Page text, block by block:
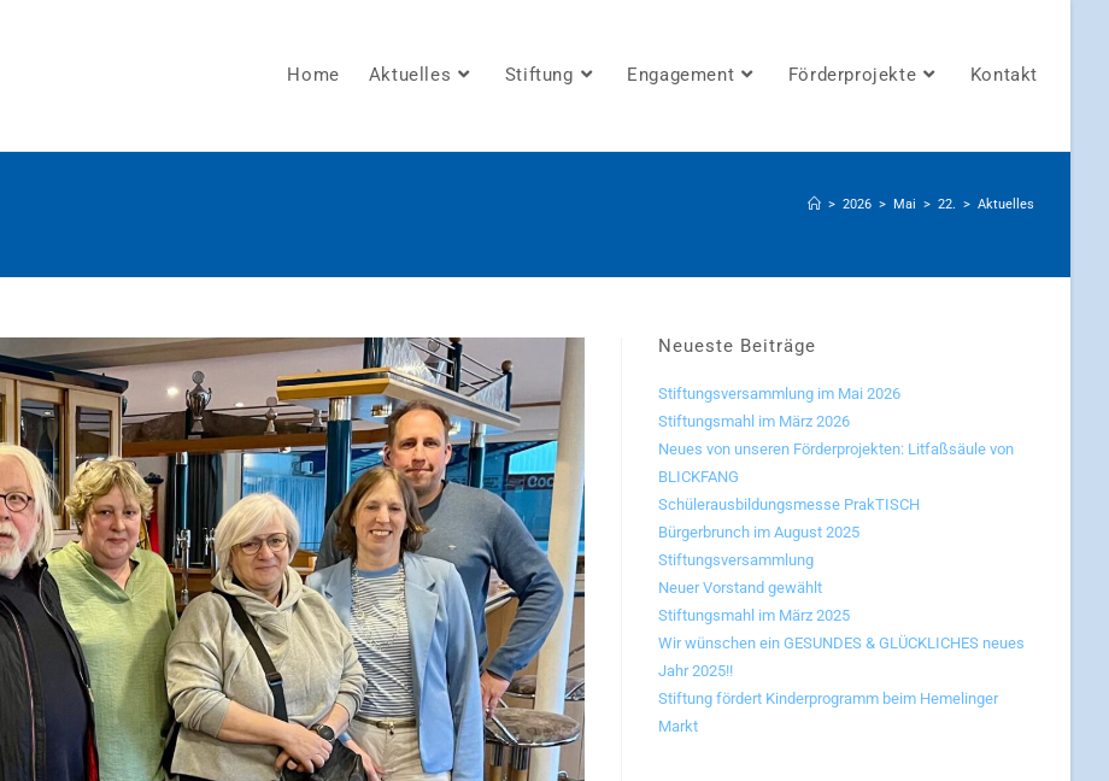
Home Aktuelles Stiftung Engagement Förderprojekte Kontakt
> 2026 > Mai > 22. > Aktuelles
Neueste Beiträge
Stiftungsversammlung im Mai 2026
Stiftungsmahl im März 2026
Neues von unseren Förderprojekten: Litfaßsäule von
BLICKFANG
Schülerausbildungsmesse PrakTISCH
Bürgerbrunch im August 2025
Stiftungsversammlung
Neuer Vorstand gewählt
Stiftungsmahl im März 2025
Wir wünschen ein GESUNDES & GLÜCKLICHES neues
Jahr 2025!!
Stiftung fördert Kinderprogramm beim Hemelinger
Markt